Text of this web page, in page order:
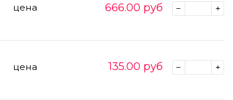
цена 666.00 руб
цена 135.00 руб